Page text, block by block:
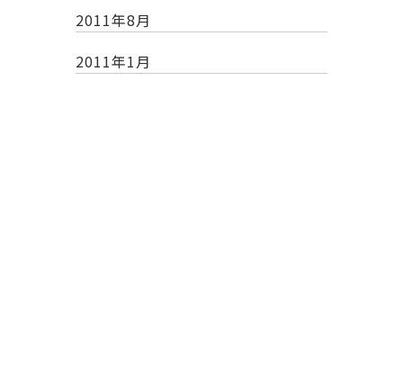
2011年8月
2011年1月